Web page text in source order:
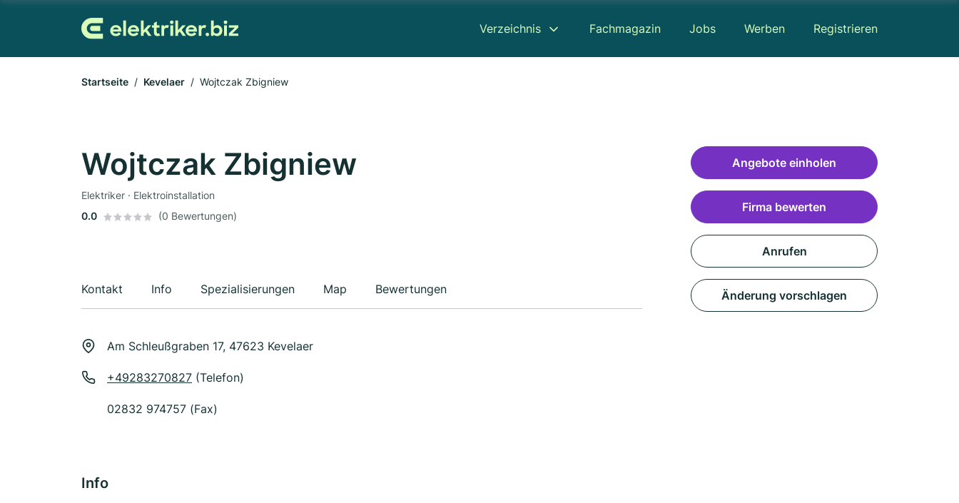
Verzeichnis Fachmagazin Jobs Werben Registrieren
Startseite Kevelaer Wojtczak Zbigniew
Wojtczak Zbigniew
Elektriker · Elektroinstallation
0.0
(0 Bewertungen)
Kontakt Info Spezialisierungen Map Bewertungen
Am Schleußgraben 17, 47623 Kevelaer
+49283270827 (Telefon)
02832 974757 (Fax)
Info
Angebote einholen
Firma bewerten
Anrufen
Änderung vorschlagen